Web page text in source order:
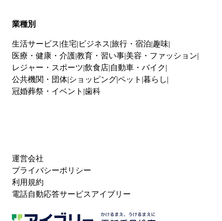
業種別
生活サービス 住宅 ビジネス 旅行・宿泊 趣味
医療・健康・介護教育・習い事 美容・ファッション
レジャー・スポーツ 飲食店 自動車・バイク
公共機関・団体 ショッピングペット 暮らし
冠婚葬祭・イベント 歯科
運営会社
プライバシーポリシー
利用規約
電話自動応答サービスアイブリー